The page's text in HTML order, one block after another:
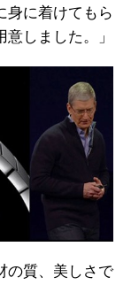
身に着けてもら
しました。」
の質、美しさで